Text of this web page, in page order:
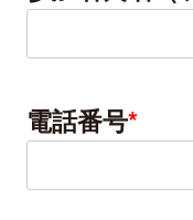
電話番号*